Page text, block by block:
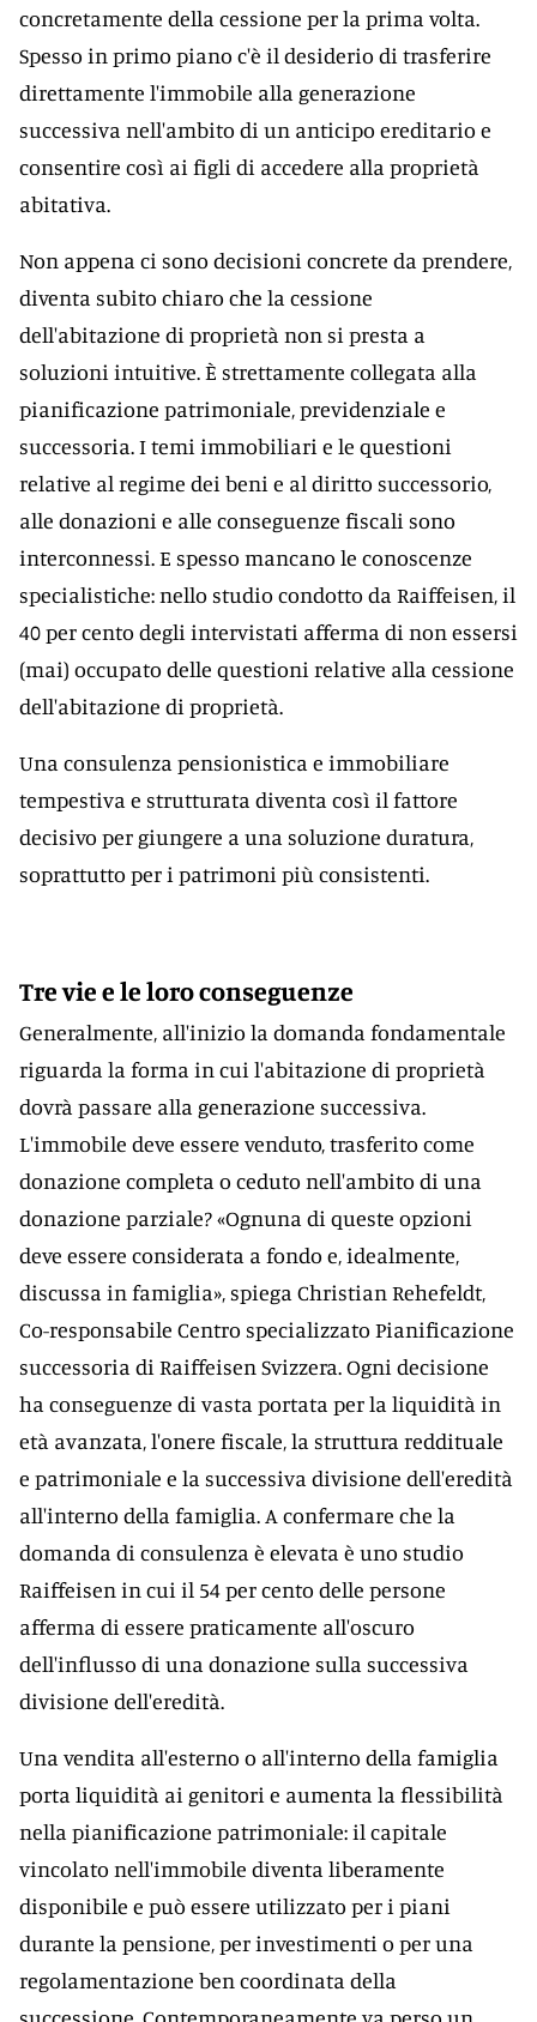
concretamente della cessione per la prima volta.
Spesso in primo piano c'è il desiderio di trasferire
direttamente l'immobile alla generazione
successiva nell'ambito di un anticipo ereditario e
consentire così ai figli di accedere alla proprietà
abitativa.
Non appena ci sono decisioni concrete da prendere,
diventa subito chiaro che la cessione
dell'abitazione di proprietà non si presta a
soluzioni intuitive. È strettamente collegata alla
pianificazione patrimoniale, previdenziale e
successoria. I temi immobiliari e le questioni
relative al regime dei beni e al diritto successorio,
alle donazioni e alle conseguenze fiscali sono
interconnessi. E spesso mancano le conoscenze
specialistiche: nello studio condotto da Raiffeisen, il
40 per cento degli intervistati afferma di non essersi
(mai) occupato delle questioni relative alla cessione
dell'abitazione di proprietà.
Una consulenza pensionistica e immobiliare
tempestiva e strutturata diventa così il fattore
decisivo per giungere a una soluzione duratura,
soprattutto per i patrimoni più consistenti.
Tre vie e le loro conseguenze
Generalmente, all'inizio la domanda fondamentale
riguarda la forma in cui l'abitazione di proprietà
dovrà passare alla generazione successiva.
L'immobile deve essere venduto, trasferito come
donazione completa o ceduto nell'ambito di una
donazione parziale? «Ognuna di queste opzioni
deve essere considerata a fondo e, idealmente,
discussa in famiglia», spiega Christian Rehefeldt,
Co-responsabile Centro specializzato Pianificazione
successoria di Raiffeisen Svizzera. Ogni decisione
ha conseguenze di vasta portata per la liquidità in
età avanzata, l'onere fiscale, la struttura reddituale
e patrimoniale e la successiva divisione dell'eredità
all'interno della famiglia. A confermare che la
domanda di consulenza è elevata è uno studio
Raiffeisen in cui il 54 per cento delle persone
afferma di essere praticamente all'oscuro
dell'influsso di una donazione sulla successiva
divisione dell'eredità.
Una vendita all'esterno o all'interno della famiglia
porta liquidità ai genitori e aumenta la flessibilità
nella pianificazione patrimoniale: il capitale
vincolato nell'immobile diventa liberamente
disponibile e può essere utilizzato per i piani
durante la pensione, per investimenti o per una
regolamentazione ben coordinata della